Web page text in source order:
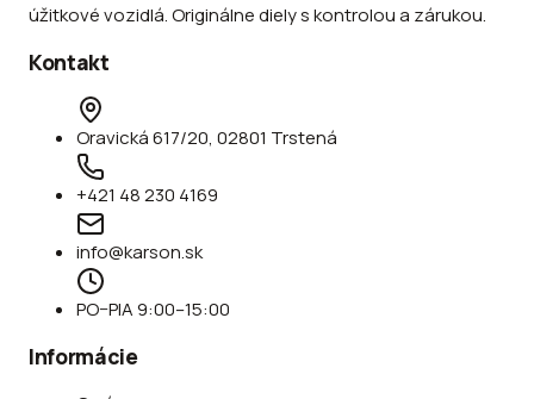
úžitkové vozidlá. Originálne diely s kontrolou a zárukou.
Kontakt
Oravická 617/20, 02801 Trstená
+421 48 230 4169
info@karson.sk
PO–PIA 9:00–15:00
Informácie